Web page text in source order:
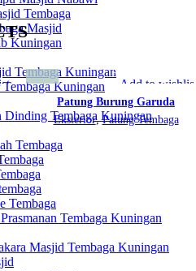
Tembaga
Masjid
Kuningan
Tembaga Kuningan
Kuningan
Dinding Tembaga Kuningan
Tembaga
Tembaga
Tembaga Kuningan
Masjid Tembaga Kuningan
Add to
Patung Burung Garuda
Eksterior,Patung Tembaga